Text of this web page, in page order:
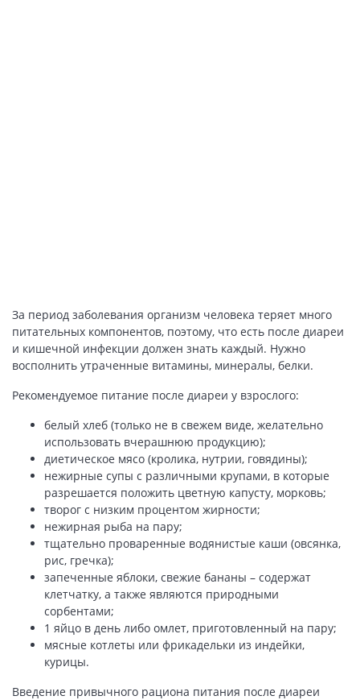
За период заболевания организм человека теряет много
питательных компонентов, поэтому, что есть после диареи
и кишечной инфекции должен знать каждый. Нужно
восполнить утраченные витамины, минералы, белки.
Рекомендуемое питание после диареи у взрослого:
белый хлеб (только не в свежем виде, желательно
использовать вчерашнюю продукцию);
диетическое мясо (кролика, нутрии, говядины);
нежирные супы с различными крупами, в которые
разрешается положить цветную капусту, морковь;
творог с низким процентом жирности;
нежирная рыба на пару;
тщательно проваренные водянистые каши (овсянка,
рис, гречка);
запеченные яблоки, свежие бананы – содержат
клетчатку, а также являются природными
сорбентами;
1 яйцо в день либо омлет, приготовленный на пару;
мясные котлеты или фрикадельки из индейки,
курицы.
Введение привычного рациона питания после диареи